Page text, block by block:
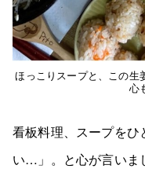
ほっこりスープと、この生
心
看板料理、スープをひ
い…」。と心が言いま